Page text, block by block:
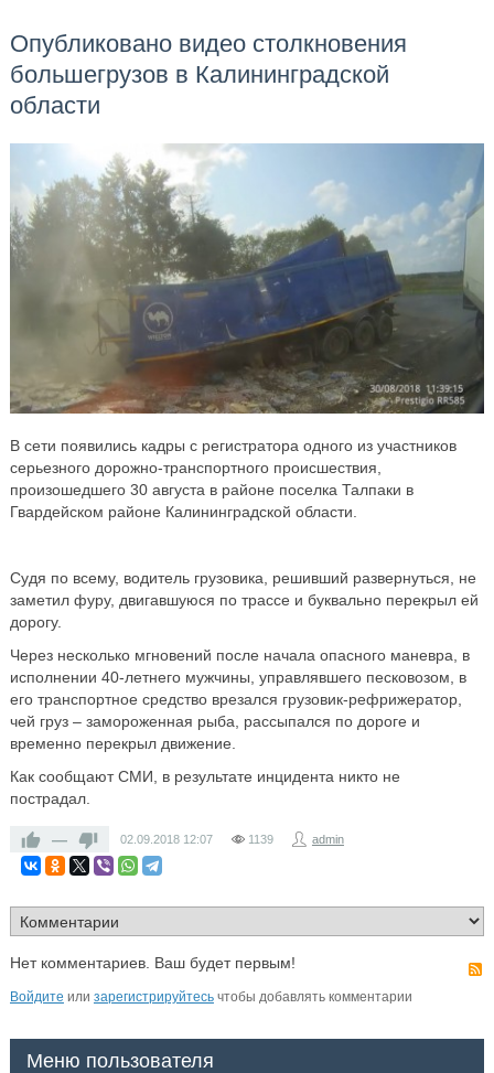
Опубликовано видео столкновения
большегрузов в Калининградской
области
В сети появились кадры с регистратора одного из участников
серьезного дорожно-транспортного происшествия,
произошедшего 30 августа в районе поселка Талпаки в
Гвардейском районе Калининградской области.
Судя по всему, водитель грузовика, решивший развернуться, не
заметил фуру, двигавшуюся по трассе и буквально перекрыл ей
дорогу.
Через несколько мгновений после начала опасного маневра, в
исполнении 40-летнего мужчины, управлявшего песковозом, в
его транспортное средство врезался грузовик-рефрижератор,
чей груз – замороженная рыба, рассыпался по дороге и
временно перекрыл движение.
Как сообщают СМИ, в результате инцидента никто не
пострадал.
— 02.09.2018 12:07 1139 admin
Нет комментариев. Ваш будет первым!
Войдите или зарегистрируйтесьчтобы добавлять комментарии
Меню пользователя